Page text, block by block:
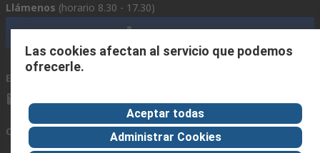
Llámenos (horario 8.30 - 17.30)
Llámenos
Envíenos un email
Conectar con nosotros
Las cookies afectan al servicio que podemos
ofrecerle.
Aceptar todas
Administrar Cookies